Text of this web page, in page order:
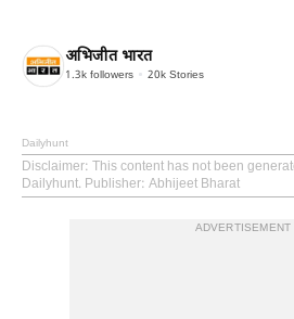
अभिजीत भारत
1.3k followers 20k Stories
Dailyhunt
Disclaimer: This content has not been
Dailyhunt. Publisher: Abhijeet Bharat
ADVERTISEMENT